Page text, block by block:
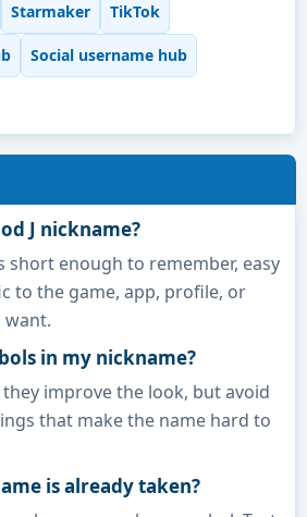
Starmaker TikTok
Social username hub
J nickname?
short enough to remember, easy
to the game, app, profile, or
want.
in my nickname?
improve the look, but avoid
that make the name hard to
is already taken?